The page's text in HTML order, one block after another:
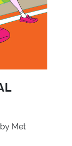
Met